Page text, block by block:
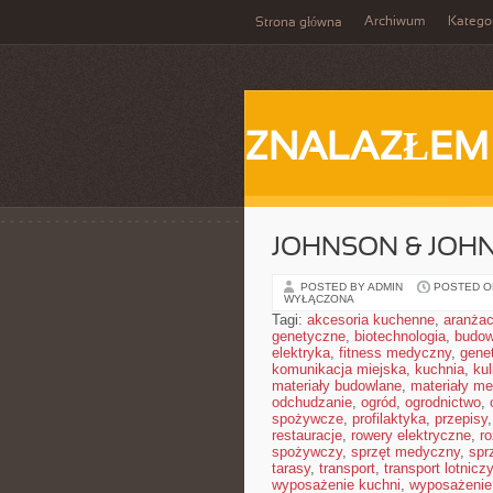
Strona główna Archiwum
ZNALAZŁEM
JOHNSON &
POSTED BY ADMIN POSTED
WYŁĄCZONA
Tagi: akcesoria kuchenne,
genetyczne, biotechnologia,
elektryka, fitness medyczny,
komunikacja miejska, kuchnia,
materiały budowlane, materiały
odchudzanie, ogród, ogrodnictwo,
spożywcze, profilaktyka, przepisy,
restauracje, rowery elektryczne,
spożywczy, sprzęt medyczny,
tarasy, transport, transport lotniczy
wyposażenie kuchni,